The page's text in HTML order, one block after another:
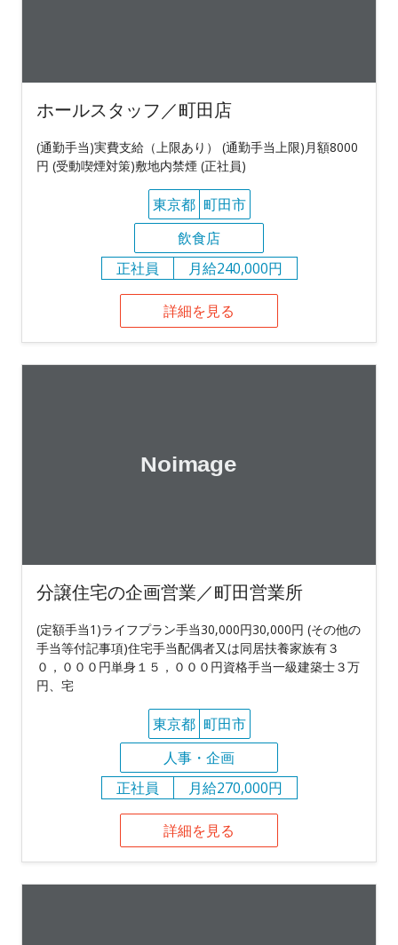
ホールスタッフ／町田店
(通勤手当)実費支給（上限あり） (通勤手当上限)月額8000
円 (受動喫煙対策)敷地内禁煙 (正社員)
東京都 町田市
飲食店
正社員
月給240,000円
詳細を見る
分譲住宅の企画営業／町田営業所
(定額手当1)ライフプラン手当30,000円30,000円 (その他の
手当等付記事項)住宅手当配偶者又は同居扶養家族有３
０，０００円単身１５，０００円資格手当一級建築士３万
円、宅
東京都 町田市
人事・企画
正社員
月給270,000円
詳細を見る